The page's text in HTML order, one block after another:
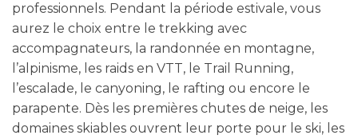
professionnels. Pendant la période estivale, vous
aurez le choix entre le trekking avec
accompagnateurs, la randonnée en montagne,
l’alpinisme, les raids en VTT, le Trail Running,
l’escalade, le canyoning, le rafting ou encore le
parapente. Dès les premières chutes de neige, les
domaines skiables ouvrent leur porte pour le ski, les